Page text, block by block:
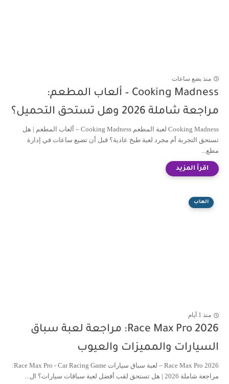
منذ بضع ساعات
Cooking Madness – ألعاب المطعم:
مراجعة شاملة 2026 وهل تستحق التحميل؟
Cooking Madness لعبة المطعم Cooking Madness – ألعاب المطعم | هل
تستحق التجربة أم مجرد لعبة طبخ عادية؟ قبل أن تضيع ساعات في إدارة
مطع...
العاب
منذ 1 أيام
Race Max Pro 2026: مراجعة لعبة سباق
السيارات والمميزات والعيوب
Race Max Pro 2026 – لعبة سباق سيارات Race Max Pro - Car Racing Game:
مراجعة شاملة 2026 | هل تستحق لقب أفضل لعبة سباقات سيارات؟ ال...